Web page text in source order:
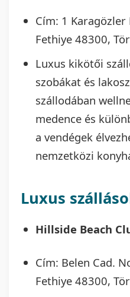
Cím: 1 Karagözler
Fethiye 48300,
Luxus kikötői
szobákat és
szállodában
medence és
a vendégek
nemzetközi
Luxus
Hillside Beach
Cím: Belen Cad.
Fethiye 48300,